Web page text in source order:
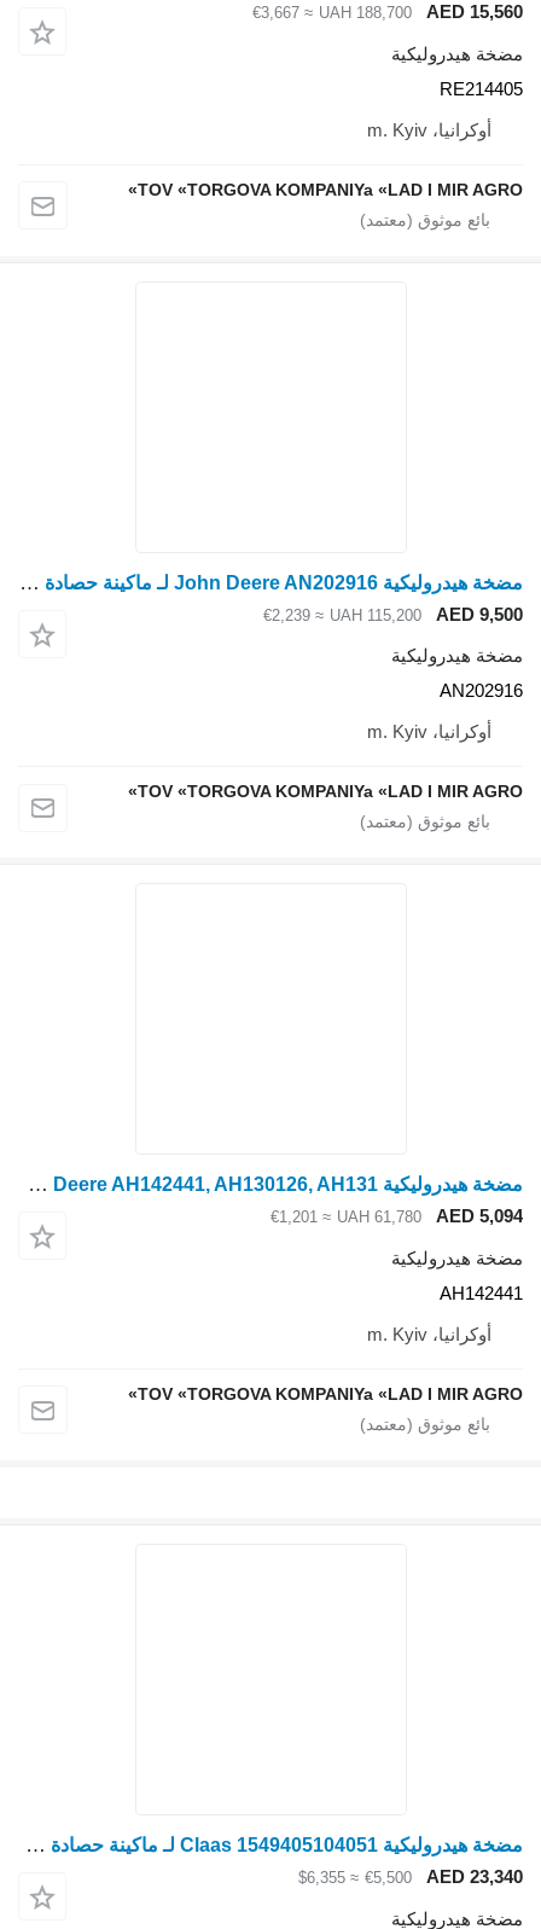
AED 15,560
UAH 188,700
≈ €3,667
مضخة هيدروليكية
RE214405
أوكرانيا، m. Kyiv
TOV «TORGOVA KOMPANIYa «LAD I MIR AGRO»
مضخة هيدروليكية John Deere AN202916 لـ ماكينة حصادة دراسة John Deere
AED 9,500
UAH 115,200
≈ €2,239
مضخة هيدروليكية
AN202916
أوكرانيا، m. Kyiv
TOV «TORGOVA KOMPANIYa «LAD I MIR AGRO»
مضخة هيدروليكية John Deere AH142441, AH130126, AH131 لـ ماكينة حصادة دراسة John Deere
AED 5,094
UAH 61,780
≈ €1,201
مضخة هيدروليكية
AH142441
أوكرانيا، m. Kyiv
TOV «TORGOVA KOMPANIYa «LAD I MIR AGRO»
مضخة هيدروليكية Claas 1549405104051 لـ ماكينة حصادة دراسة Claas
AED 23,340
€5,500
≈ $6,355
مضخة هيدروليكية